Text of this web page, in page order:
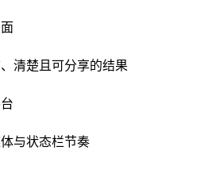
清楚且可分享的结果
与状态栏节奏